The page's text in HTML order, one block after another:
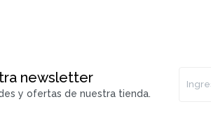
newsletter
y ofertas de nuestra tienda.